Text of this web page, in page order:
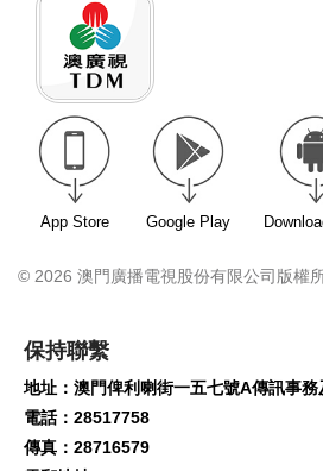
App Store Google Play
© 2026 澳門廣播電視股份有限公司版權
保持聯繫
地址：澳門俾利喇街一五七號A傳訊事務
電話：28517758
傳真：28716579